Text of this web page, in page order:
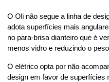
O Oli não segue a linha de
adota superfícies mais
no para-brisa dianteiro que é
menos vidro e reduzindo o
O elétrico opta por não
design em favor de superfícies